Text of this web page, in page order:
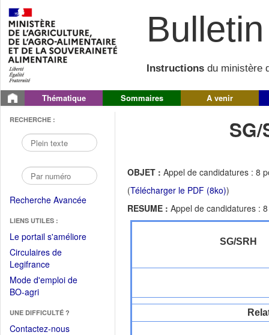
Instructions du ministère
Thématique Sommaires A venir
RECHERCHE :
Recherche Avancée
LIENS UTILES :
Le portail s'améliore(Fichier
Circulaires de
Legifrance(Ouvrir
dans
une
fenêtre)
Mode d'emploi de
BO-agri(Ouvrir
une
nouvelle
UNE DIFFICULTÉ ?
Contactez-nous
SG/
OBJET : Appel de candidatures : 8
(Télécharger le PDF (8ko))
RESUME : Appel de candidatures :
SG/SRH